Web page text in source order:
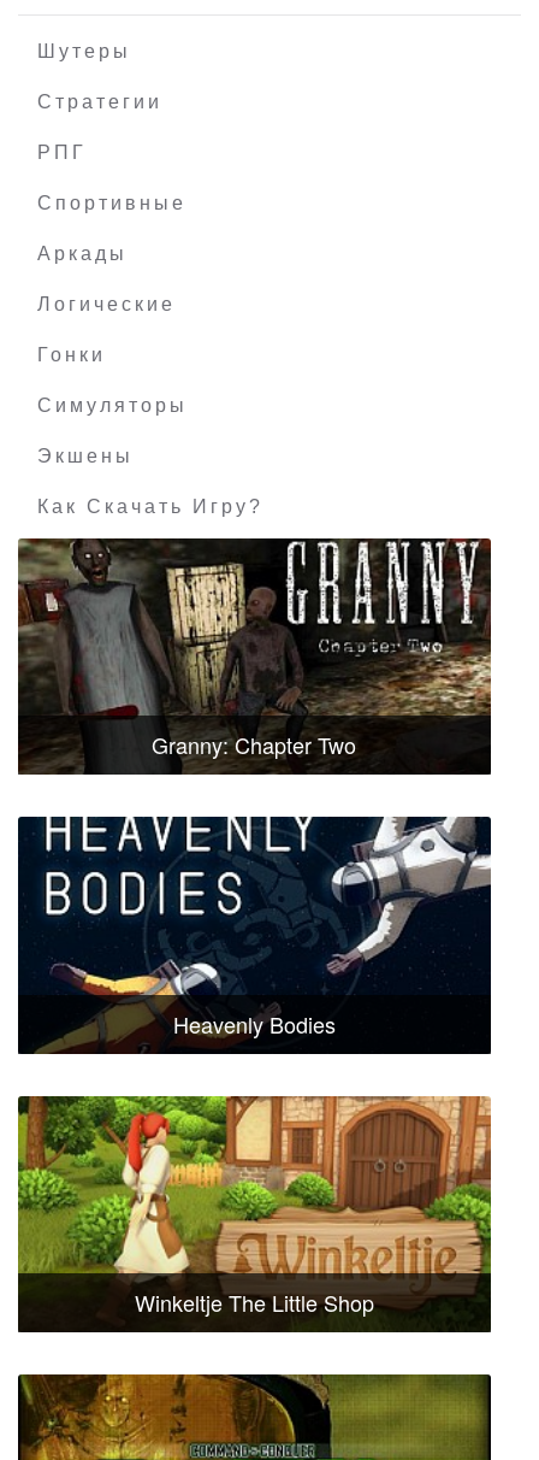
Шутеры
Стратегии
РПГ
Спортивные
Аркады
Логические
Гонки
Симуляторы
Экшены
Как Скачать Игру?
Granny: Chapter Two
Heavenly Bodies
Winkeltje The Little Shop